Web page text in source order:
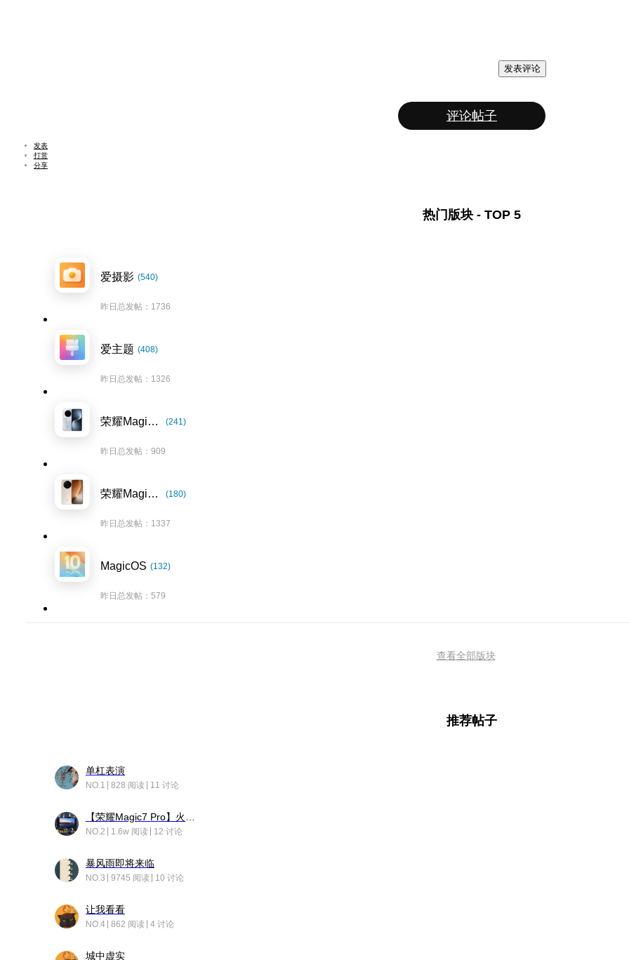
发表评论
评论帖子
发表
打赏
分享
热门版块 - TOP 5
爱摄影 (540)
昨日总发帖：1736
爱主题 (408)
昨日总发帖：1326
荣耀Magic7系列 (241)
昨日总发帖：909
荣耀Magic8系列 (180)
昨日总发帖：1337
MagicOS (132)
昨日总发帖：579
查看全部版块
推荐帖子
单杠表演
NO.1 828 阅读 11 讨论
NO.2 1.6w 阅读 12 讨论
暴风雨即将来临
NO.3 9745 阅读 10 讨论
让我看看
NO.4 862 阅读 4 讨论
城中虚实